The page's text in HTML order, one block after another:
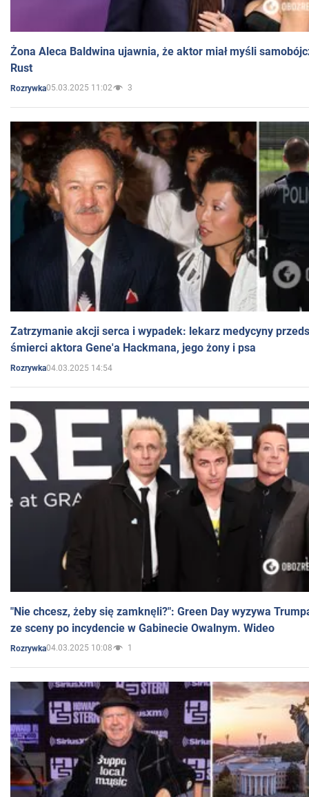
Żona Aleca Baldwina ujawnia, że aktor miał myśli
Rust
Rozrywka05.03.2025 11:02 3
Zatrzymanie akcji serca i wypadek: lekarz medycyny
śmierci aktora Gene'a Hackmana, jego żony i psa
Rozrywka04.03.2025 14:54
"Nie chcesz, żeby się zamknęli?": Green Day wyzywa
ze sceny po incydencie w Gabinecie Owalnym. Wideo
Rozrywka04.03.2025 10:08 1